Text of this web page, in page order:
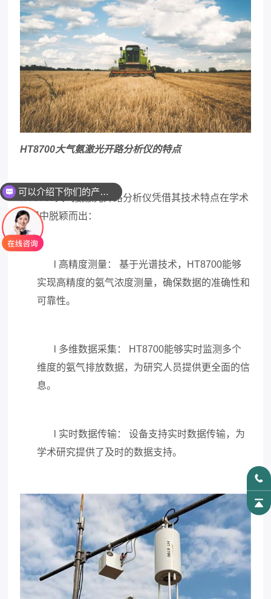
HT8700大气氨激光开路分析仪的特点
HT8700 大气氨激光开路分析仪凭借其技术特点在学术
应用中脱颖而出：
高精度测量： 基于光谱技术， HT8700能够
实现高精度的氨气浓度测量，确保数据的准确性和
可靠性。
多维数据采集： HT8700能够实时监测多个
维度的氨气排放数据，为研究人员提供更全面的信
息。
实时数据传输：
设备支持实时数据传输，为
学术研究提供了及时的数据支持。
可以介绍下你们的产品么